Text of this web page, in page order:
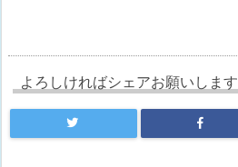
よろしければシェアお願いします